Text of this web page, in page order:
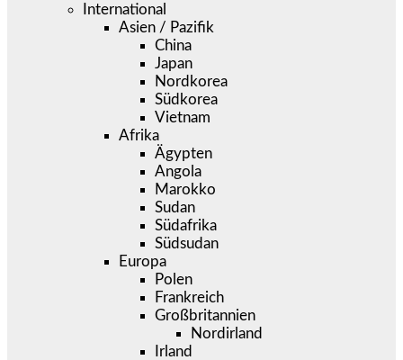
International
Asien / Pazifik
China
Japan
Nordkorea
Südkorea
Vietnam
Afrika
Ägypten
Angola
Marokko
Sudan
Südafrika
Südsudan
Europa
Polen
Frankreich
Großbritannien
Nordirland
Irland